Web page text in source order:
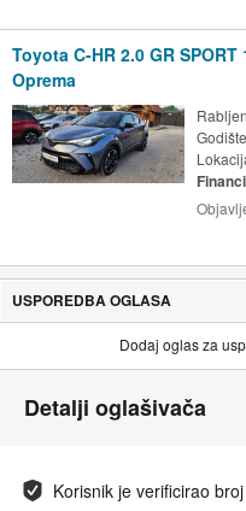
Toyota C-HR 2.0 GR
Oprema
USPOREDBA OGLASA
Dodaj oglas za
Detalji oglašivača
Korisnik je verificirao